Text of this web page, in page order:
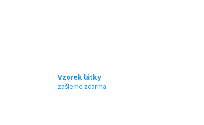
Vzorek látky
zašleme zdarma